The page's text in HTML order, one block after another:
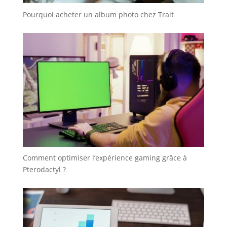
Pourquoi acheter un album photo chez Trait
Comment optimiser l’expérience gaming grâce à
Pterodactyl ?